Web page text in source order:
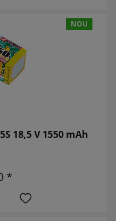
NOU
18,5 V 1550 mAh
*